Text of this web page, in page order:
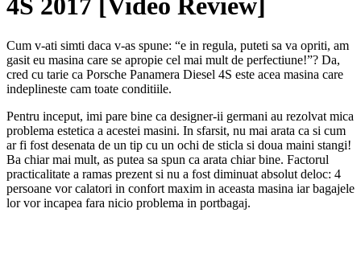
4S 2017 [Video Review]
Cum v-ati simti daca v-as spune: “e in regula, puteti sa va opriti, am
gasit eu masina care se apropie cel mai mult de perfectiune!”? Da,
cred cu tarie ca Porsche Panamera Diesel 4S este acea masina care
indeplineste cam toate conditiile.
Pentru inceput, imi pare bine ca designer-ii germani au rezolvat mica
problema estetica a acestei masini. In sfarsit, nu mai arata ca si cum
ar fi fost desenata de un tip cu un ochi de sticla si doua maini stangi!
Ba chiar mai mult, as putea sa spun ca arata chiar bine. Factorul
practicalitate a ramas prezent si nu a fost diminuat absolut deloc: 4
persoane vor calatori in confort maxim in aceasta masina iar bagajele
lor vor incapea fara nicio problema in portbagaj.